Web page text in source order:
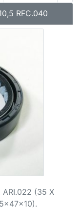
RFC.040
ARI.022 (35 X